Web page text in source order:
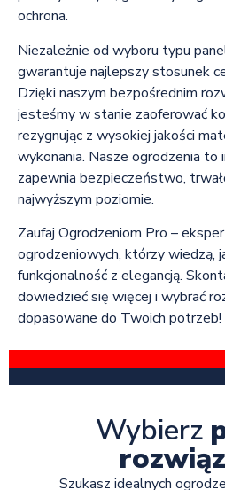
ochrona.
Niezależnie od wyboru typu
gwarantuje najlepszy stosunek
Dzięki naszym bezpośrednim
jesteśmy w stanie zaoferować
rezygnując z wysokiej jakości
wykonania. Nasze ogrodzenia
zapewnia bezpieczeństwo,
najwyższym poziomie.
Zaufaj Ogrodzeniom Pro –
ogrodzeniowych, którzy wiedzą,
funkcjonalność z elegancją.
dowiedzieć się więcej i wybrać
dopasowane do Twoich potrzeb!
Wybierz
Szukasz idealnych